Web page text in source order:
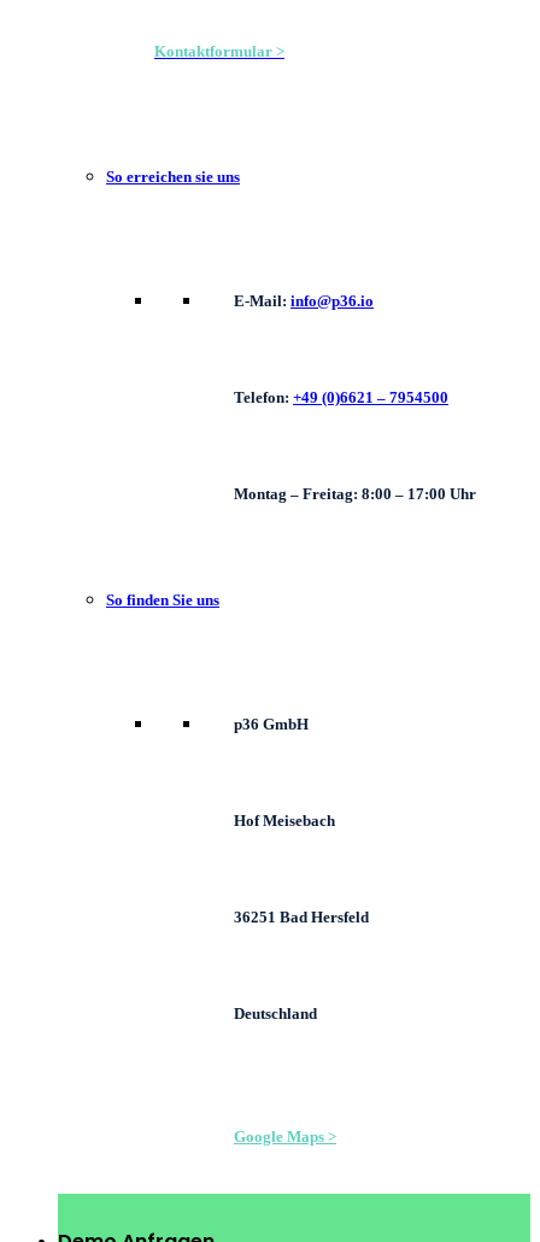
Kontaktformular >
So erreichen sie uns
E-Mail: info@p36.io
Telefon: +49 (0)6621 – 7954500
Montag – Freitag: 8:00 – 17:00 Uhr
So finden Sie uns
p36 GmbH
Hof Meisebach
36251 Bad Hersfeld
Deutschland
Google Maps >